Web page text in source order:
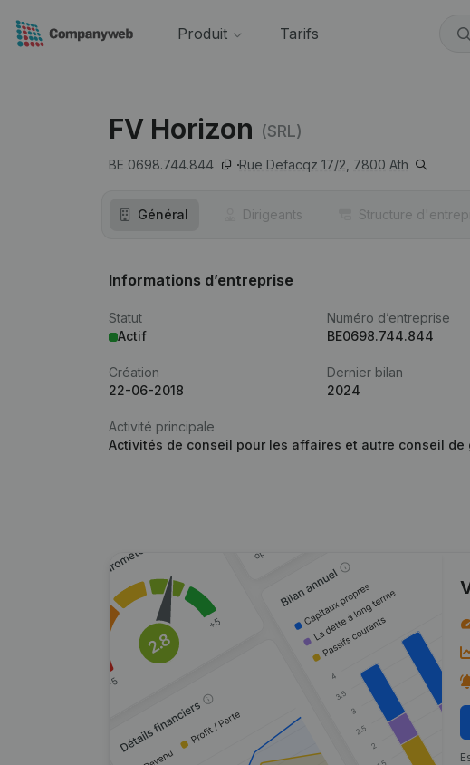
Produit Tarifs
FV Horizon (SRL)
BE 0698.744.844 Rue Defacqz 17/2, 7800 Ath
Général Dirigeants Structure
Informations d’entreprise
Statut
Actif
Numéro d’entreprise
BE0698.744.844
Création
22-06-2018
Dernier bilan
2024
Activité principale
Activités de conseil pour les affaires et autre conseil de